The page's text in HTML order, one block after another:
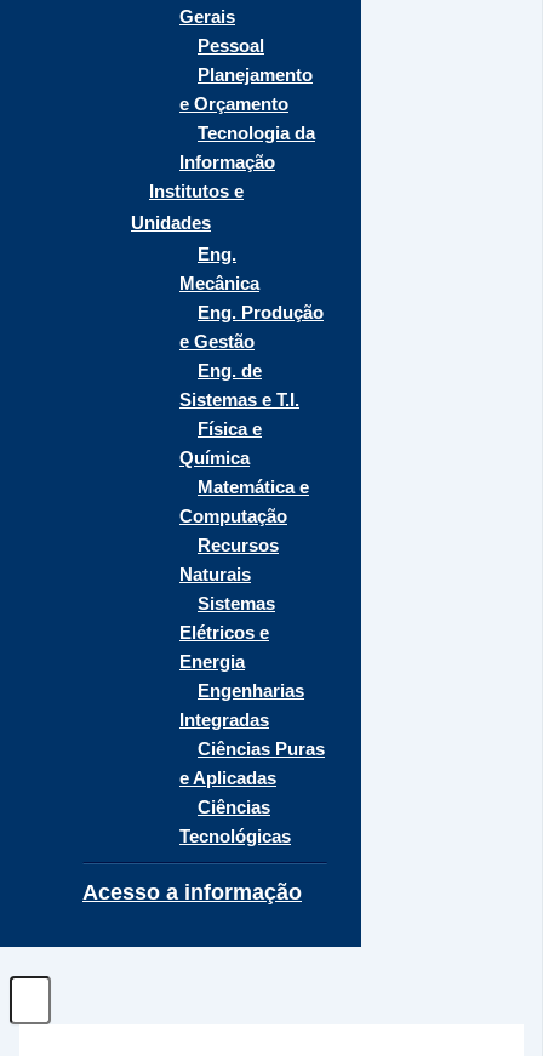
Gerais
Pessoal
Planejamento
e Orçamento
Tecnologia da
Informação
Institutos e
Unidades
Eng.
Mecânica
Eng. Produção
e Gestão
Eng. de
Sistemas e T.I.
Física e
Química
Matemática e
Computação
Recursos
Naturais
Sistemas
Elétricos e
Energia
Engenharias
Integradas
Ciências Puras
e Aplicadas
Ciências
Tecnológicas
Acesso a informação